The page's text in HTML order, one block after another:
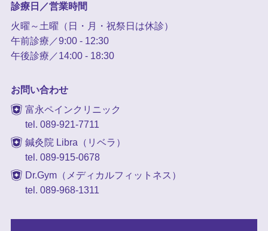
診療日／営業時間
火曜～土曜（日・月・祝祭日は休診）
午前診療／9:00 - 12:30
午後診療／14:00 - 18:30
お問い合わせ
富永ペインクリニック
tel. 089-921-7711
鍼灸院 Libra（リベラ）
tel. 089-915-0678
Dr.Gym（メディカルフィットネス）
tel. 089-968-1311